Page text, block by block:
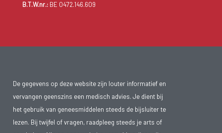
B.T.W.nr.:BE 0472.146.609
De gegevens op deze website zijn louter informatief en
vervangen geenszins een medisch advies. Je dient bij
het gebruik van geneesmiddelen steeds de bijsluiter te
lezen. Bij twijfel of vragen, raadpleeg steeds je arts of